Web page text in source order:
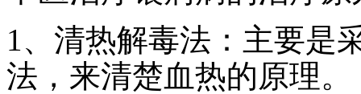
1、清热解毒法：主要是
法，来清楚血热的原理。